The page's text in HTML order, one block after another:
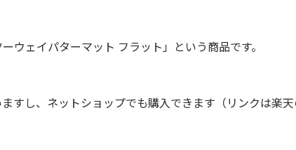
ウェイパターマット フラット」という商品です。
すし、ネットショップでも購入できます（リンクは楽